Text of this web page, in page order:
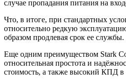
случае пропадания питания на
Что, в итоге, при стандартных
относительно редкую
образом продлевая срок ее службы.
Еще одним преимуществом Stark
относительная простота и
стоимость, а также высокий КПД в